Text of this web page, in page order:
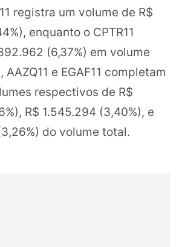
registra um volume de R$
enquanto o CPTR11
(6,37%) em volume
AAZQ11 e EGAF11 completam
respectivos de R$
R$ 1.545.294 (3,40%), e
do volume total.